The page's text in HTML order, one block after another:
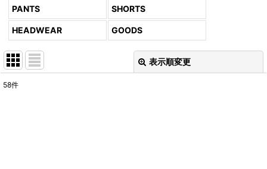
PANTS SHORTS
HEADWEAR GOODS
表示順変更
58件